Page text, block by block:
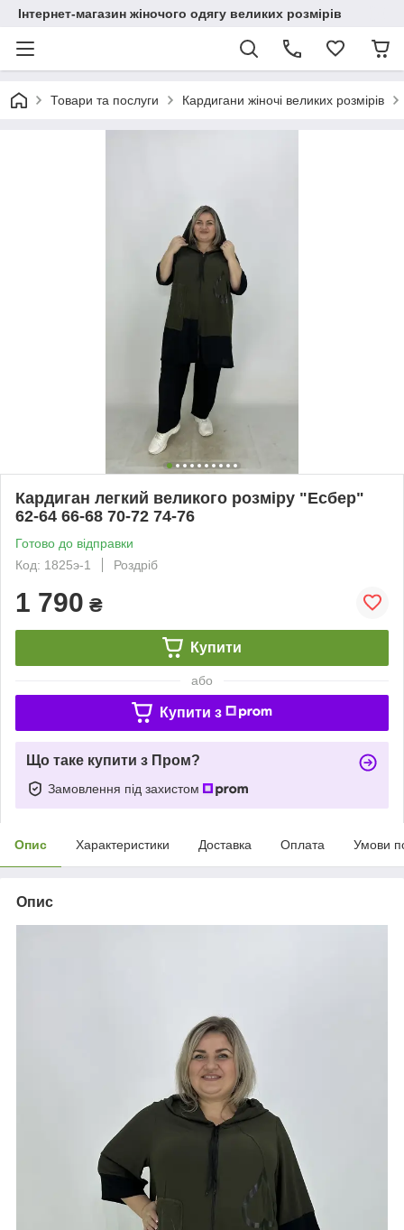
Інтернет-магазин жіночого одягу великих розмірів
Товари та послуги Кардигани жіночі великих розмірів
Кардиган легкий великого розміру "Есбер"
62-64 66-68 70-72 74-76
Готово до відправки
Код: 1825э-1
Роздріб
1 790 ₴
Купити
або
Купити з
Що таке купити з Пром?
Замовлення під захистом
Опис Характеристики Доставка Оплата Умови
Опис